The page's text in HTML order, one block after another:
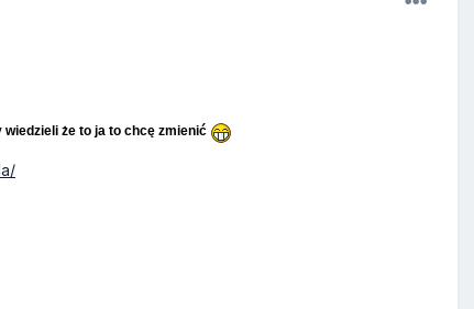
że to ja to chcę zmienić